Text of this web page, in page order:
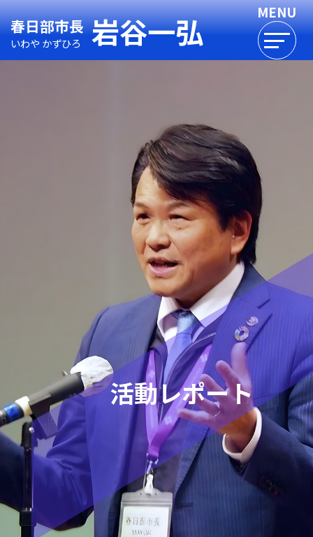
春日部市長
いわや かずひろ 岩谷一弘
活動レポート